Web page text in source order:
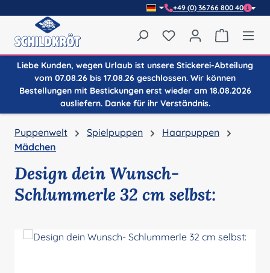
+49 (0) 36766 800 40
Du hast 0 Produkte
Liebe Kunden, wegen Urlaub ist unsere Stickerei-Abteilung
vom 07.08.26 bis 17.08.26 geschlossen. Wir können
Bestellungen mit Bestickungen erst wieder am 18.08.2026
ausliefern. Danke für ihr Verständnis.
Puppenwelt Spielpuppen
Haarpuppen
Mädchen
Design dein Wunsch-
Schlummerle 32 cm selbst: